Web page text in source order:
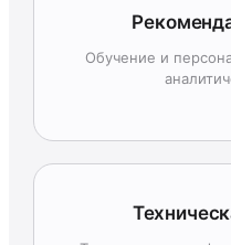
Обучение и